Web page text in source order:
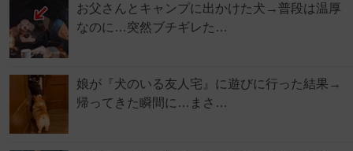
お父さんとキャンプに出かけた犬→普段は温厚
なのに…突然ブチギレた…
娘が『犬のいる友人宅』に遊びに行った結果→
帰ってきた瞬間に…まさ…